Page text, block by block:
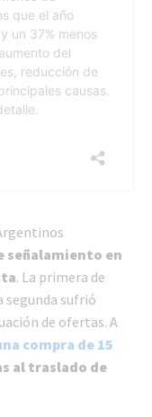
señalamiento en
. La primera de
segunda sufrió
de ofertas. A
compra de 15
al traslado de